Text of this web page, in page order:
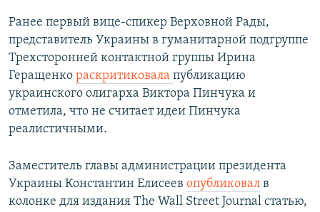
Ранее первый вице-спикер Верховной Рады,
представитель Украины в гуманитарной подгруппе
Трехсторонней контактной группы Ирина
Геращенко раскритиковала публикацию
украинского олигарха Виктора Пинчука и
отметила, что не считает идеи Пинчука
реалистичными.
Заместитель главы администрации президента
Украины Константин Елисеев опубликовал в
колонке для издания The Wall Street Journal статью,